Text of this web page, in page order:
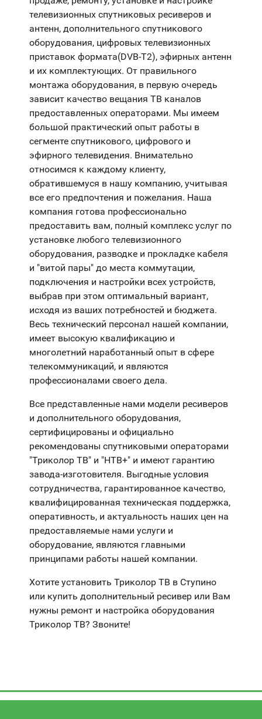
телевизионных спутниковых ресиверов и
антенн, дополнительного спутникового
оборудования, цифровых телевизионных
приставок формата(DVB-T2), эфирных антенн
и их комплектующих. От правильного
монтажа оборудования, в первую очередь
зависит качество вещания ТВ каналов
предоставленных операторами. Мы имеем
большой практический опыт работы в
сегменте спутникового, цифрового и
эфирного телевидения. Внимательно
относимся к каждому клиенту,
обратившемуся в нашу компанию, учитывая
все его предпочтения и пожелания. Наша
компания готова профессионально
предоставить вам, полный комплекс услуг по
установке любого телевизионного
оборудования, разводке и прокладке кабеля
и "витой пары" до места коммутации,
подключения и настройки всех устройств,
выбрав при этом оптимальный вариант,
исходя из ваших потребностей и бюджета.
Весь технический персонал нашей компании,
имеет высокую квалификацию и
многолетний наработанный опыт в сфере
телекоммуникаций, и являются
профессионалами своего дела.
Все представленные нами модели ресиверов
и дополнительного оборудования,
сертифицированы и официально
рекомендованы спутниковыми операторами
"Триколор ТВ" и "НТВ+" и имеют гарантию
завода-изготовителя. Выгодные условия
сотрудничества, гарантированное качество,
квалифицированная техническая поддержка,
оперативность, и актуальность наших цен на
предоставляемые нами услуги и
оборудование, являются главными
принципами работы нашей компании.
Хотите установить Триколор ТВ в Ступино
или купить дополнительный ресивер или Вам
нужны ремонт и настройка оборудования
Триколор ТВ? Звоните!